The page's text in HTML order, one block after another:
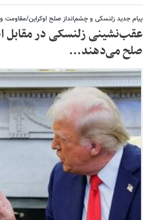
پیام جدید زلنسکی و چشم‌انداز صلح اوکراین/
عقب‌نشینی زلنسکی در مقابل
صلح می‌دهند...